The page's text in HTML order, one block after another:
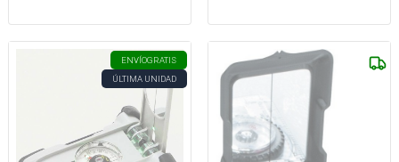
ENVÍOGRATIS
ÚLTIMA UNIDAD